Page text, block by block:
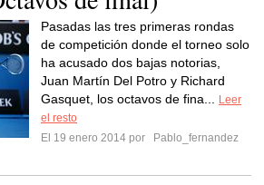
Pasadas las tres primeras rondas
de competición donde el torneo solo
ha acusado dos bajas notorias,
Juan Martín Del Potro y Richard
Gasquet, los octavos de fina...
Leer
el resto
El 19 enero 2014 por
Pablo_fernandez